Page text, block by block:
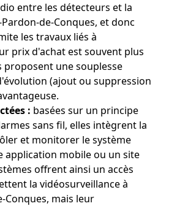
entre les détecteurs et la
de-Conques, et donc
les travaux liés à
prix d'achat est souvent plus
proposent une souplesse
(ajout ou suppression
: basées sur un principe
sans fil, elles intègrent la
et monitorer le système
application mobile ou un site
offrent ainsi un accès
la vidéosurveillance à
Conques, mais leur